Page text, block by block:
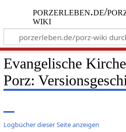
porzerleben.de/
wiki
Evangelische
Porz:
Logbücher dieser Seite anzeigen